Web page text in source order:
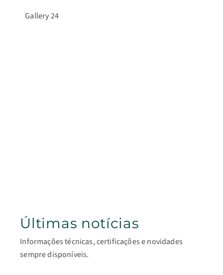
Gallery 24
Últimas notícias
Informações técnicas, certificações e novidades
sempre disponíveis.